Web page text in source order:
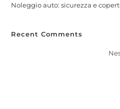
Noleggio auto: sicurezza e
Recent Comments